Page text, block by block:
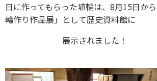
日に作ってもらった埴輪は、8月15日か
輪作り作品展」として歴史資料館に
展示されました！